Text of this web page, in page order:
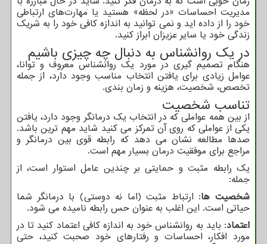
مدیریت احساسات «در لحظه» هستید یا مهارت‌های ارتباطی
خود را از داده اید و نمی توانید به اندازه کافی خود را به شریک
زندگی خود یا سایر عزیزان ابراز کنید.
در یک روانشناس به دنبال چه چیزی باشیم
هنگام تصمیم گیری در مورد یک روانشناس معروف و توانا،
عوامل زیادی برای یافتن انتخاب مناسب وجود دارد، از جمله
تخصص، شخصیت، هزینه و زمان بندی.
تناسب شخصیت
از بین همه عواملی که در انتخاب یک درمانگر وجود دارد، یافتن
یکی از عواملی که روی آن تمرکز می کنید شاید مهم ترین باشد.
صدها مطالعه نشان می دهد که رابطه قوی بین درمانگر و
مراجع برای موفقیت درمان بسیار مهم است.
یک رابطه مثبت و حمایتی بر چندین عامل استوار است، از
جمله:
شخصیت ها: ارتباط مثبت (اما نه دوستی) با درمانگر شما
حیاتی است. این اغلب به عنوان حس رابطه نامیده می شود.
اعتماد: باید به روانشناس خود به اندازه کافی اعتماد کنید تا در
مورد افکار، احساسات و رفتارهای خود صحبت کنید، حتی